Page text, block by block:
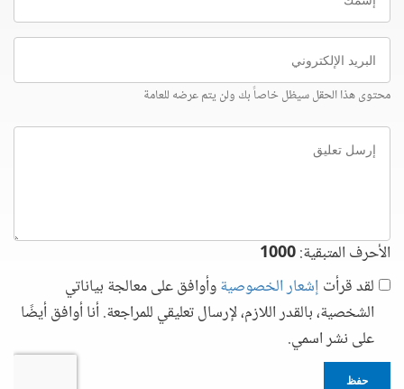
البريد
الإلكتروني
محتوى هذا الحقل سيظل خاصاً بك ولن يتم عرضه للعامة
إرسل
تعليق
الأحرف المتبقية:1000
لقد قرأت إشعار الخصوصيةوأوافق على معالجة بياناتي
الشخصية، بالقدر اللازم، لإرسال تعليقي للمراجعة. أنا أوافق أيضًا
على نشر اسمي.
حفظ